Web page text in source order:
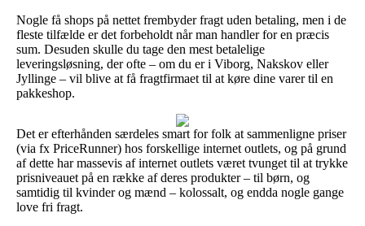
Nogle få shops på nettet frembyder fragt uden betaling, men i de
fleste tilfælde er det forbeholdt når man handler for en præcis
sum. Desuden skulle du tage den mest betalelige
leveringsløsning, der ofte – om du er i Viborg, Nakskov eller
Jyllinge – vil blive at få fragtfirmaet til at køre dine varer til en
pakkeshop.
Det er efterhånden særdeles smart for folk at sammenligne priser
(via fx PriceRunner) hos forskellige internet outlets, og på grund
af dette har massevis af internet outlets været tvunget til at trykke
prisniveauet på en række af deres produkter – til børn, og
samtidig til kvinder og mænd – kolossalt, og endda nogle gange
love fri fragt.